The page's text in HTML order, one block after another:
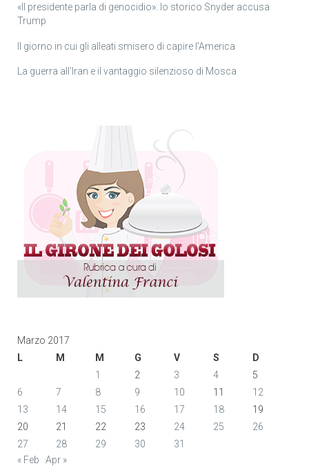
«Il presidente parla di genocidio»: lo storico Snyder accusa
Trump
Il giorno in cui gli alleati smisero di capire l’America
La guerra all’Iran e il vantaggio silenzioso di Mosca
Marzo 2017
L
M M G V S
D
1
2 3 4
5
6
7 8 9 10 11
12
13
14 15 16 17 18
19
20
21 22 23 24 25
26
27
28 29 30
31
« Feb
Apr »